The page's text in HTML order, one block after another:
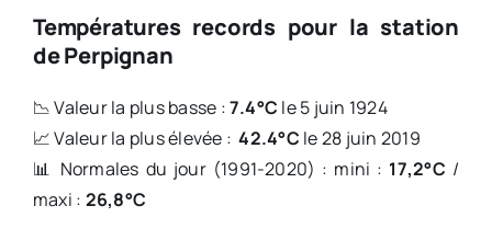
Températures records pour la station
de Perpignan
📉 Valeur la plus basse :7.4°C le 5 juin 1924
📈 Valeur la plus élevée :42.4°C le 28 juin 2019
📊 Normales du jour (1991-2020) : mini : 17,2°C /
maxi : 26,8°C